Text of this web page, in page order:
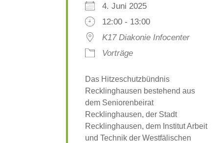
4. Juni 2025
12:00 - 13:00
K17 Diakonie Infocenter
Vorträge
Das Hitzeschutzbündnis
Recklinghausen bestehend aus
dem Seniorenbeirat
Recklinghausen, der Stadt
Recklinghausen, dem Institut Arbeit
und Technik der Westfälischen